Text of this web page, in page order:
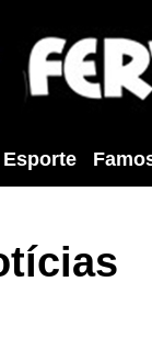
Esporte